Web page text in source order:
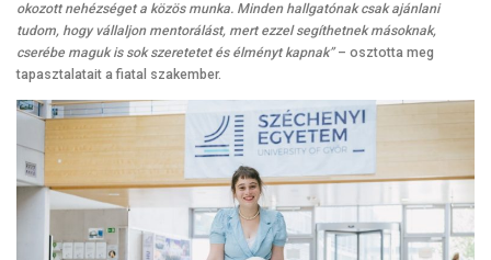
okozott nehézséget a közös munka. Minden hallgatónak csak ajánlani
tudom, hogy vállaljon mentorálást, mert ezzel segíthetnek másoknak,
cserébe maguk is sok szeretetet és élményt kapnak”– osztotta meg
tapasztalatait a fiatal szakember.